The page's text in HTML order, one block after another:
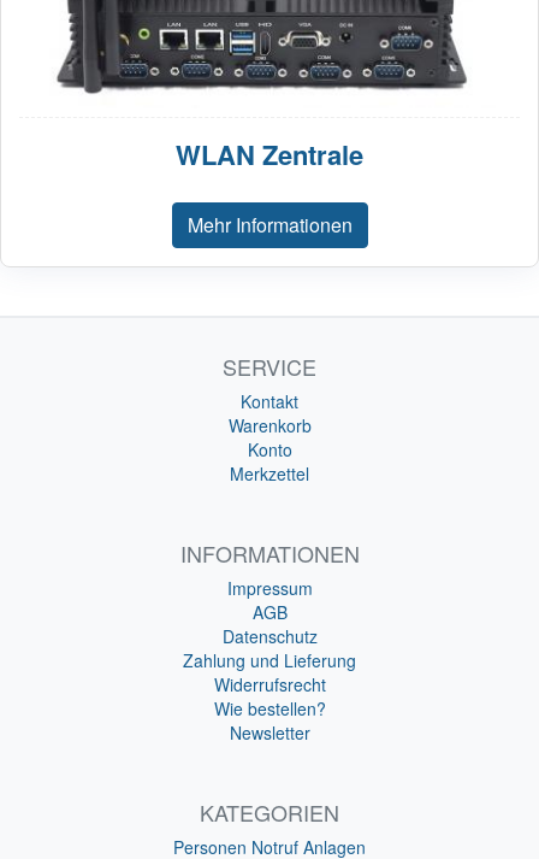
WLAN Zentrale
Mehr Informationen
SERVICE
Kontakt
Warenkorb
Konto
Merkzettel
INFORMATIONEN
Impressum
AGB
Datenschutz
Zahlung und Lieferung
Widerrufsrecht
Wie bestellen?
Newsletter
KATEGORIEN
Personen Notruf Anlagen